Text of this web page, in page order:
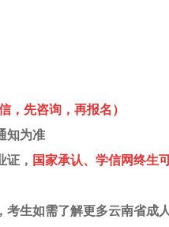
，先咨询，再报名）
知为准
证， 国家承认、学信网终生
考生如需了解更多云南省成